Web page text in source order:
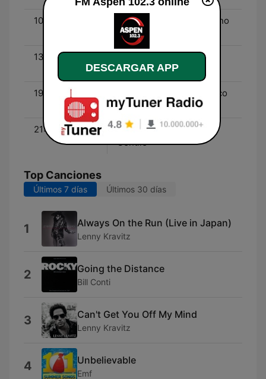
10:00 - 13:00
Conexión Aspen - Mariano
Gonzalez
13:00 - 19:00
Mundo Aspen - Matías
Berlín
19:00 - 21:00
Regreso Aspen - Federico
Gentile
21:00 - 00:00
Aspen Night - Federico
Gentile
Top Canciones
Últimos 7 días Últimos 30 días
1 Always On the Run (Live in Japan)
Lenny Kravitz
2 Going the Distance
Bill Conti
3 Can't Get You Off My Mind
Lenny Kravitz
4 Unbelievable
Emf
DESCARGAR APP